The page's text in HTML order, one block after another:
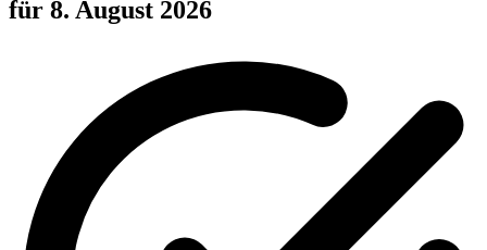
für 8. August 2026